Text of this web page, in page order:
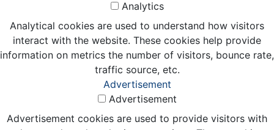
Analytics
Analytical cookies are used to understand how visitors
interact with the website. These cookies help provide
information on metrics the number of visitors, bounce rate,
traffic source, etc.
Advertisement
Advertisement
Advertisement cookies are used to provide visitors with